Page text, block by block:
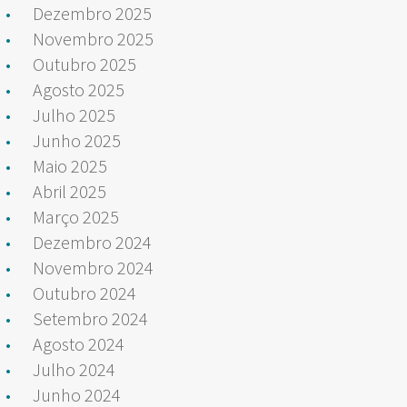
Dezembro 2025
Novembro 2025
Outubro 2025
Agosto 2025
Julho 2025
Junho 2025
Maio 2025
Abril 2025
Março 2025
Dezembro 2024
Novembro 2024
Outubro 2024
Setembro 2024
Agosto 2024
Julho 2024
Junho 2024